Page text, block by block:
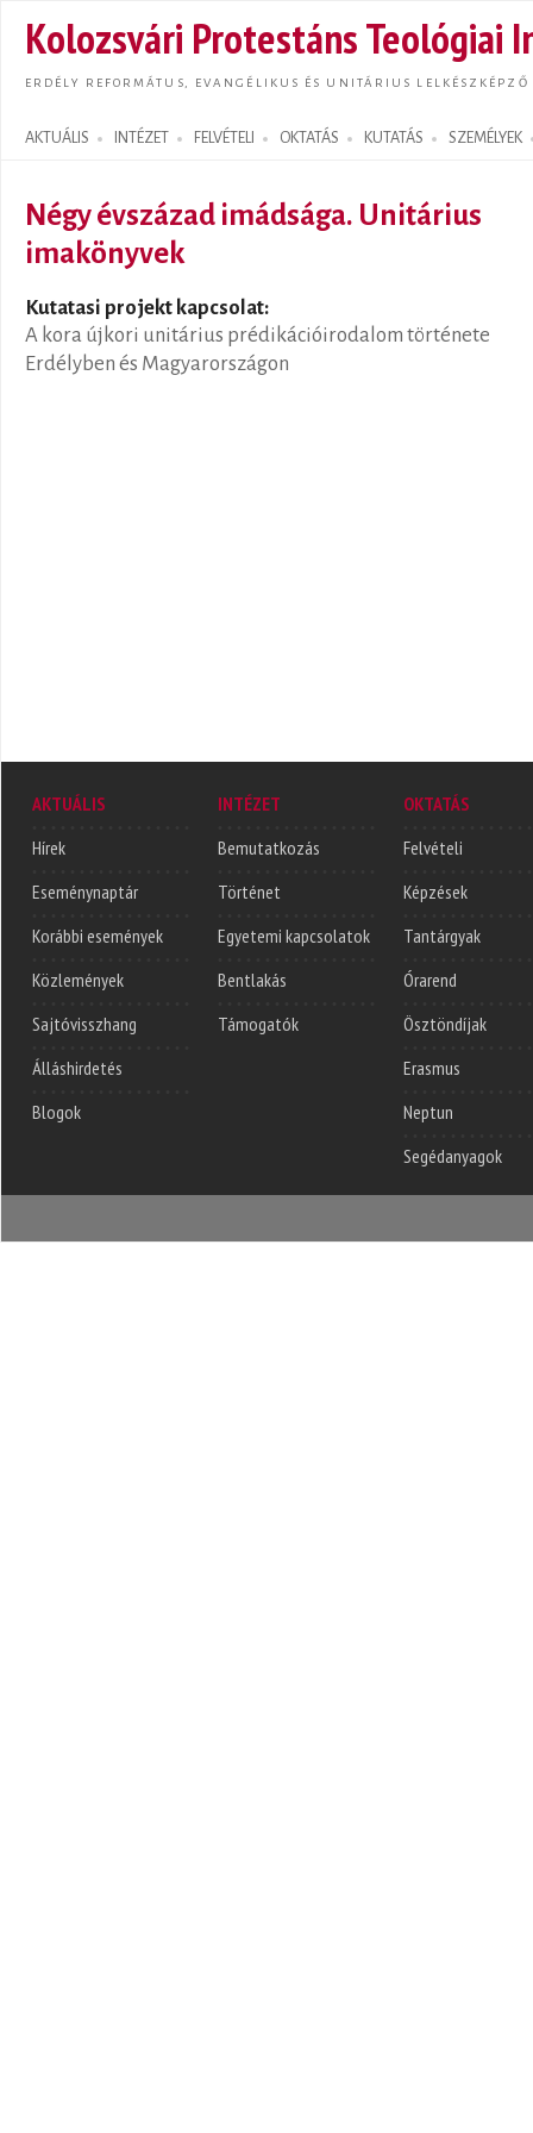
Kolozsvári Protestáns Teológiai
ERDÉLY REFORMÁTUS, EVANGÉLIKUS ÉS UNITÁRIUS LELKÉSZKÉPZŐ
AKTUÁLIS INTÉZET FELVÉTELI OKTATÁS KUTATÁS SZEMÉLYEK
Search form
Négy évszázad imádsága. Unitárius
imakönyvek
Kutatasi projekt kapcsolat:
A kora újkori unitárius prédikációirodalom története
Erdélyben és Magyarországon
AKTUÁLIS
Hírek
Eseménynaptár
Korábbi események
Közlemények
Sajtóvisszhang
Álláshirdetés
Blogok
INTÉZET
Bemutatkozás
Történet
Egyetemi kapcsolatok
Bentlakás
Támogatók
OKTATÁS
Felvételi
Képzések
Tantárgyak
Órarend
Ösztöndíjak
Erasmus
Neptun
Segédanyagok